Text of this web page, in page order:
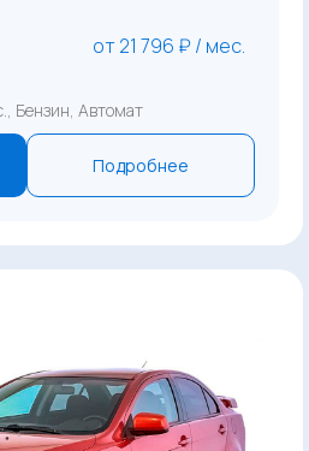
от 21 796 ₽ / мес.
Бензин, Автомат
Подробнее